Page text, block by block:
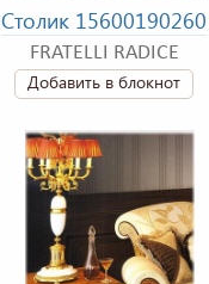
Столик 15600190260
FRATELLI RADICE
Добавить в блокнот